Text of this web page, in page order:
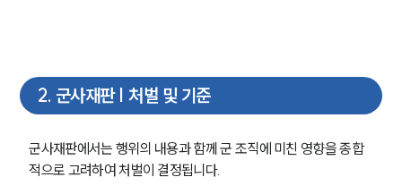
2. 군사재판 | 처벌 및 기준
군사재판에서는 행위의 내용과 함께 군 조직에 미친 영향을 종합
적으로 고려하여 처벌이 결정됩니다.